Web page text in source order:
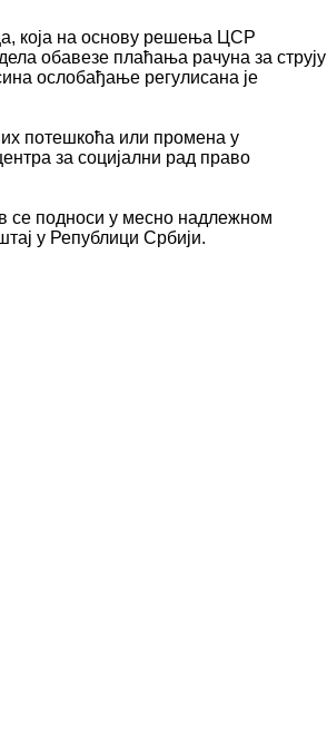
која на основу решења ЦСР
обавезе плаћања рачуна за струју
ослобађање регулисана је
потешкоћа или промена у
за социјални рад право
се подноси у месно надлежном
у Републици Србији.